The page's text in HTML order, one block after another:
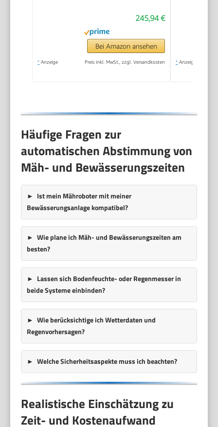
Regensensor | WiFi &
BT | App gesteuert |
35% Steigung | mit
Station, 9 Messer,
245,94 €
Bei Amazon ansehen
* Anzeige Preis inkl. MwSt., zzgl. Versandkosten * Anzeige
Häufige Fragen zur
automatischen Abstimmung von
Mäh- und Bewässerungszeiten
Ist mein Mähroboter mit meiner
Bewässerungsanlage kompatibel?
Wie plane ich Mäh- und Bewässerungszeiten am
besten?
Lassen sich Bodenfeuchte- oder Regenmesser in
beide Systeme einbinden?
Wie berücksichtige ich Wetterdaten und
Regenvorhersagen?
Welche Sicherheitsaspekte muss ich beachten?
Realistische Einschätzung zu
Zeit- und Kostenaufwand